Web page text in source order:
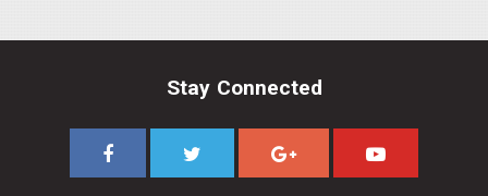
Stay Connected